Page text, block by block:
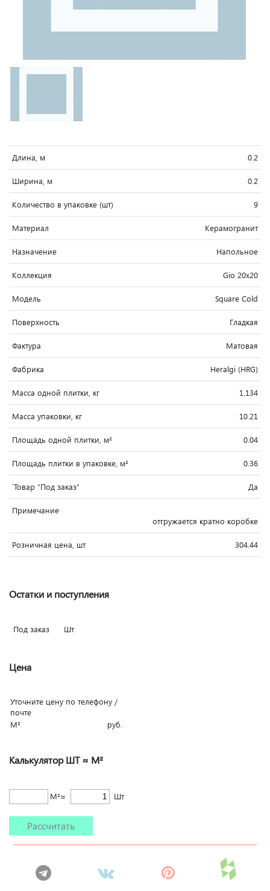
Длина, м 0.2
Ширина, м 0.2
Количество в упаковке (шт) 9
Материал Керамогранит
Назначение Напольное
Коллекция Gio 20x20
Модель Square Cold
Поверхность Гладкая
Фактура Матовая
Фабрика Heralgi (HRG)
Масса одной плитки, кг 1.134
Масса упаковки, кг 10.21
Площадь одной плитки, м² 0.04
Площадь плитки в упаковке, м² 0.36
`Товар "Под заказ" Да
Примечание
отгружается кратно коробке
Розничная цена, шт 304.44
Остатки и поступления
Под заказ Шт
Цена
Уточните цену по телефону /
почте
М²
руб.
Калькулятор ШТ ≈ М²
М²≈ Шт
Рассчитать